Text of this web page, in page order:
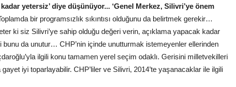
yetersiz’ diye düşünüyor... ‘Genel Merkez, Silivri’ye önem
bir programsızlık sıkıntısı olduğunu da belirtmek gerekir…
ki siz Silivri’ye sahip olduğu değeri verin, açıklama yapacak kadar
da unutur… CHP’nin içinde unutturmak istemeyenler ellerinden
ilgili konu tamamen yerel seçim odaklı. Gerisini milletvekilleri
gayet iyi toparlayabilir. CHP’liler ve Silivri, 2014’te yaşanacaklar ile ilgili